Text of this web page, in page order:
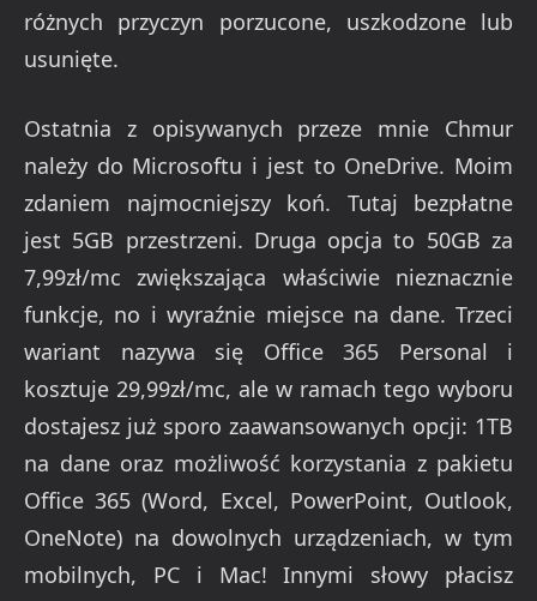
różnych przyczyn porzucone, uszkodzone lub
usunięte.
Ostatnia z opisywanych przeze mnie Chmur
należy do Microsoftu i jest to OneDrive. Moim
zdaniem najmocniejszy koń. Tutaj bezpłatne
jest 5GB przestrzeni. Druga opcja to 50GB za
7,99zł/mc zwiększająca właściwie nieznacznie
funkcje, no i wyraźnie miejsce na dane. Trzeci
wariant nazywa się Office 365 Personal i
kosztuje 29,99zł/mc, ale w ramach tego wyboru
dostajesz już sporo zaawansowanych opcji: 1TB
na dane oraz możliwość korzystania z pakietu
Office 365 (Word, Excel, PowerPoint, Outlook,
OneNote) na dowolnych urządzeniach, w tym
mobilnych, PC i Mac! Innymi słowy płacisz